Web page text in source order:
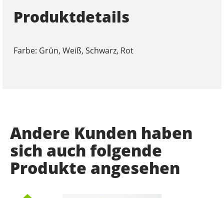
Produktdetails
Farbe: Grün, Weiß, Schwarz, Rot
Andere Kunden haben
sich auch folgende
Produkte angesehen